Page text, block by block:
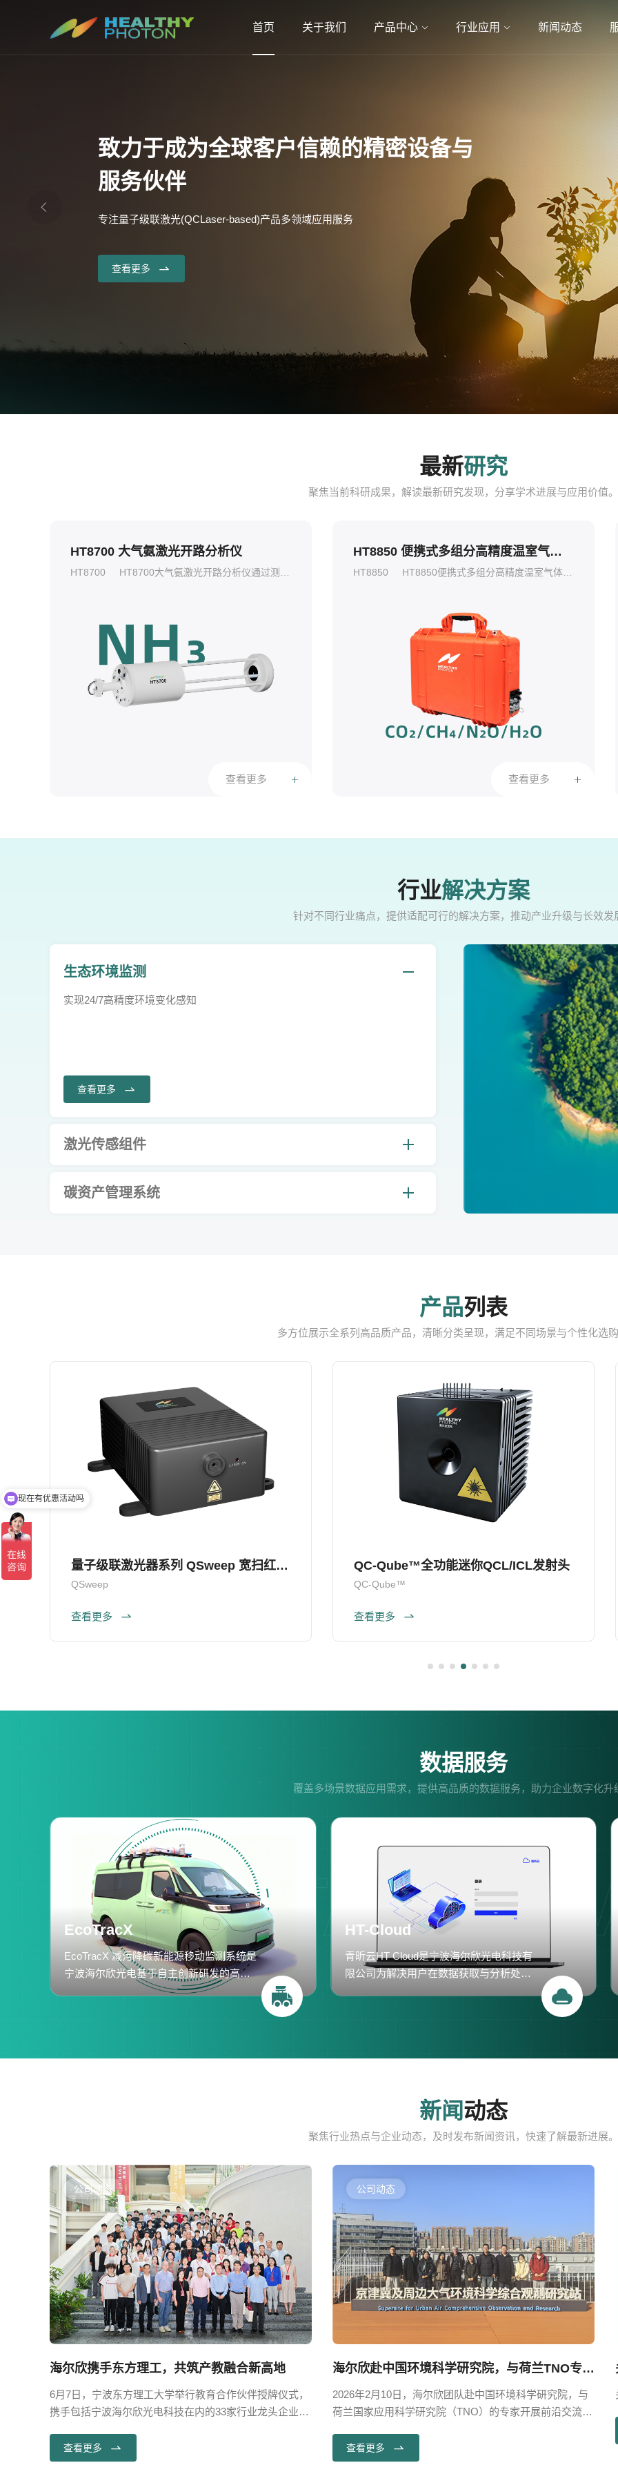
首页 关于我们 产品中心 行业应用 新闻动态
致力于成为全球客户信赖的精密设备与
服务伙伴
专注量子级联激光(QCLaser-based)产品多领域应用服务
查看更多
最新研究
聚焦当前科研成果，解读最新研究发现，分享学术进展与应用价值。
HT8700 大气氨激光开路分析仪
HT8700 HT8700大气氨激光开路分析仪通过测量目标气体对特征吸收峰处中红外激光能量的微弱吸收，对吸收峰光谱曲线的实时积分进行痕量气体的浓度反演。
查看更多
HT8850 便携式多组分高精度温室气体分析仪
HT8850 HT8850便携式多组分高精度温室气体分析仪在仪器箱内实现快速响应的温室气体测量，采用独立强吸收谱线，使其不受其他气体分子光谱的交叉干扰。
查看更多
行业解决方案
针对不同行业痛点，提供适配可行的解决方案，推动产业升级与长效发
生态环境监测
实现24/7高精度环境变化感知
查看更多
激光传感组件
碳资产管理系统
产品列表
多方位展示全系列高品质产品，清晰分类呈现，满足不同场景与个性化选
量子级联激光器系列 QSweep 宽扫红外激光源
QSweep
查看更多
QC-Qube™全功能迷你QCL/ICL发射头
QC-Qube™
查看更多
数据服务
覆盖多场景数据应用需求，提供高品质的数据服务，助力企业数字化升
EcoTracX
EcoTracX 减污降碳新能源移动监测系统是
宁波海尔欣光电基于自主创新研发的高精
度温室气体开路分析仪开发的完整溯源监
模式，结合GPS定位和气象数据，运用高
HT-Cloud
青昕云HT Cloud是宁波海尔欣光电科技有
限公司为解决用户在数据获取与分析处理
析方面的多样化需求。
新闻动态
聚焦行业热点与企业动态，及时发布新闻资讯，快速了解最新进展。
公司动态
海尔欣携手东方理工，共筑产教融合新高地
6月7日，宁波东方理工大学举行教育合作伙伴授牌仪式，
携手包括宁波海尔欣光电科技在内的33家行业龙头企业，
轻实践”的痛点。
查看更多
公司动态
海尔欣赴中国环境科学研究院，与荷兰TNO专家开展前沿交流
2026年2月10日，海尔欣团队赴中国环境科学研究院，与
荷兰国家应用科学研究院（TNO）的专家开展前沿交流。
及中欧政策实践等议题深入探讨，并且一同参观了京津冀
及周边大气环境科学综合观测研究站。
查看更多
可以介绍下你们的产品么